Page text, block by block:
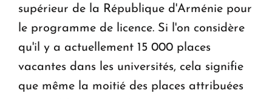
supérieur de la République d'Arménie pour
le programme de licence. Si l'on considère
qu'il y a actuellement 15 000 places
vacantes dans les universités, cela signifie
que même la moitié des places attribuées